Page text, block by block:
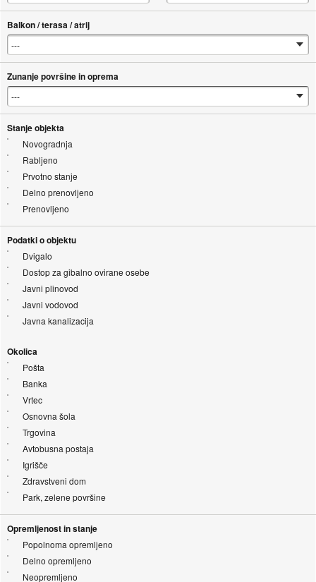
Balkon / terasa / atrij
Zunanje površine in oprema
Stanje objekta
Novogradnja
Rabljeno
Prvotno stanje
Delno prenovljeno
Prenovljeno
Podatki o objektu
Dvigalo
Dostop za gibalno ovirane osebe
Javni plinovod
Javni vodovod
Javna kanalizacija
Okolica
Pošta
Banka
Vrtec
Osnovna šola
Trgovina
Avtobusna postaja
Igrišče
Zdravstveni dom
Park, zelene površine
Opremljenost in stanje
Popolnoma opremljeno
Delno opremljeno
Neopremljeno